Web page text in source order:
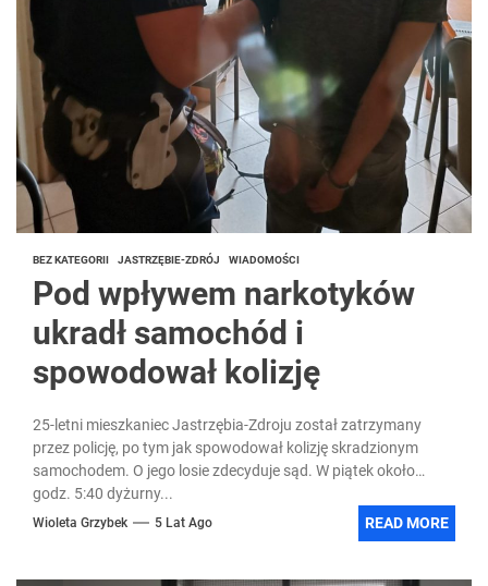
BEZ KATEGORII JASTRZĘBIE-ZDRÓJ WIADOMOŚCI
Pod wpływem narkotyków
ukradł samochód i
spowodował kolizję
25-letni mieszkaniec Jastrzębia-Zdroju został zatrzymany
przez policję, po tym jak spowodował kolizję skradzionym
samochodem. O jego losie zdecyduje sąd. W piątek około
godz. 5:40 dyżurny...
Wioleta Grzybek 5 Lat Ago READ MORE